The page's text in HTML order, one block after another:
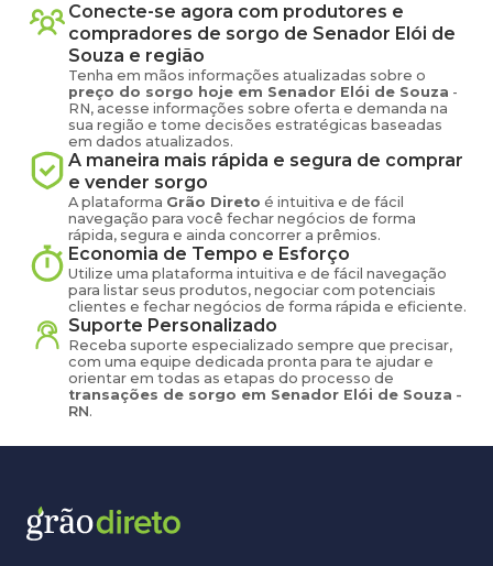
Conecte-se agora com produtores e
compradores de sorgo de Senador Elói de
Souza e região
Tenha em mãos informações atualizadas sobre o
preço do sorgo hoje em Senador Elói de Souza -
RN, acesse informações sobre oferta e demanda na
sua região e tome decisões estratégicas baseadas
em dados atualizados.
A maneira mais rápida e segura de comprar
e vender sorgo
A plataforma Grão Direto é intuitiva e de fácil
navegação para você fechar negócios de forma
rápida, segura e ainda concorrer a prêmios.
Economia de Tempo e Esforço
Utilize uma plataforma intuitiva e de fácil navegação
para listar seus produtos, negociar com potenciais
clientes e fechar negócios de forma rápida e eficiente.
Suporte Personalizado
Receba suporte especializado sempre que precisar,
com uma equipe dedicada pronta para te ajudar e
orientar em todas as etapas do processo de
transações de sorgo em Senador Elói de Souza -
RN.